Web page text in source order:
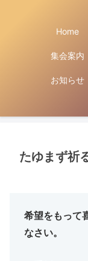
Home
集会案内
お知らせ
たゆまず祈
希望をもって
なさい。
（ロ